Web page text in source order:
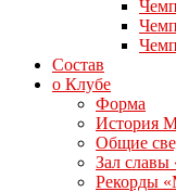
Состав
о Клубе
Форма
История
Общие
Зал
Рекорды